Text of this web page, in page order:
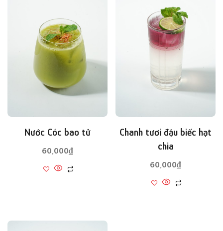
Nước Cóc bao tử
60,000₫
Chanh tươi đậu biếc hạt
chia
60,000₫